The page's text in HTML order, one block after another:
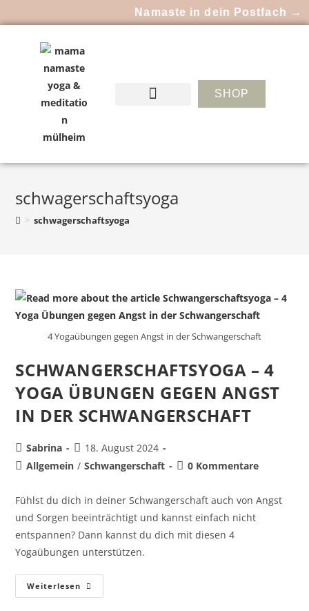
Namaste in dein Postfach →
SHOP
schwagerschaftsyoga
> schwagerschaftsyoga
4 Yogaübungen gegen Angst in der Schwangerschaft
SCHWANGERSCHAFTSYOGA – 4
YOGA ÜBUNGEN GEGEN ANGST
IN DER SCHWANGERSCHAFT
Sabrina
18. August 2024
Allgemein / Schwangerschaft 0 Kommentare
Fühlst du dich in deiner Schwangerschaft auch von Angst
und Sorgen beeinträchtigt und kannst einfach nicht
entspannen? Dann kannst du dich mit diesen 4
Yogaübungen unterstützen.
Weiterlesen